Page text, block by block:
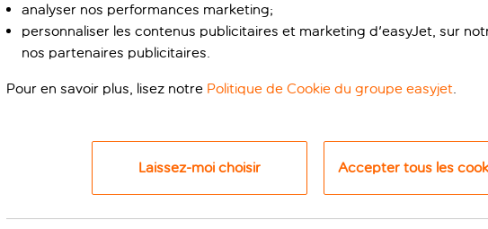
en famille
analyser nos performances marketing;
personnaliser les contenus publicitaires et marketing d'easyJet, sur
nos partenaires publicitaires.
Pour en savoir plus, lisez notre Politique de Cookie du groupe easyjet.
Laissez-moi choisir Accepter tous les